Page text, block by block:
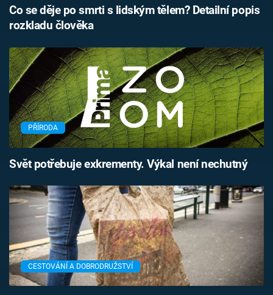
Co se děje po smrti s lidským tělem? Detailní popis
rozkladu člověka
PŘÍRODA
Svět potřebuje exkrementy. Výkal není nechutný
CESTOVÁNÍ A DOBRODRUŽSTVÍ